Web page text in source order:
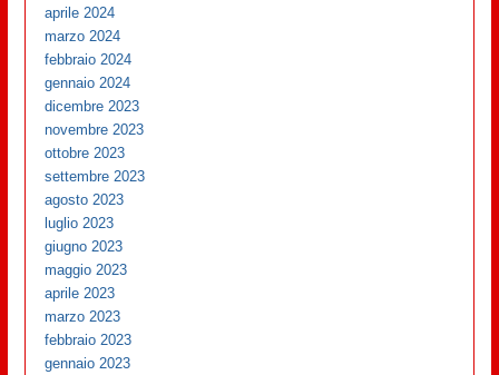
aprile 2024
marzo 2024
febbraio 2024
gennaio 2024
dicembre 2023
novembre 2023
ottobre 2023
settembre 2023
agosto 2023
luglio 2023
giugno 2023
maggio 2023
aprile 2023
marzo 2023
febbraio 2023
gennaio 2023